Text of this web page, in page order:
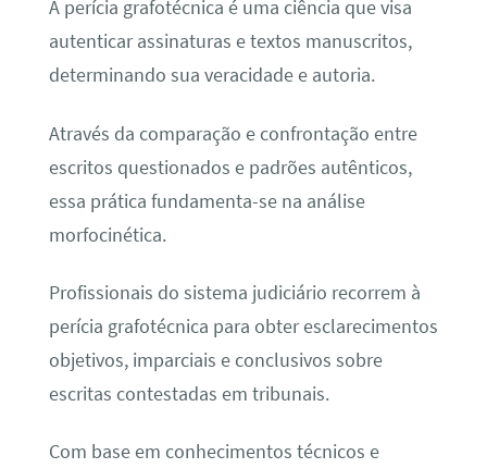
A perícia grafotécnica é uma ciência que visa
autenticar assinaturas e textos manuscritos,
determinando sua veracidade e autoria.
Através da comparação e confrontação entre
escritos questionados e padrões autênticos,
essa prática fundamenta-se na análise
morfocinética.
Profissionais do sistema judiciário recorrem à
perícia grafotécnica para obter esclarecimentos
objetivos, imparciais e conclusivos sobre
escritas contestadas em tribunais.
Com base em conhecimentos técnicos e